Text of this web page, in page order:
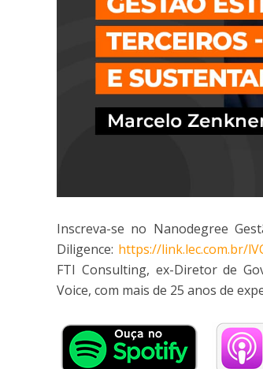
Inscreva-se no Nanodegree
Diligence: https://link.lec.com.br/
FTI Consulting, ex-Diretor de
Voice, com mais de 25 anos de